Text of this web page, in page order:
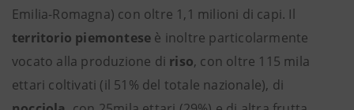
Emilia-Romagna) con oltre 1,1 milioni di capi. Il
territorio piemontese è inoltre particolarmente
vocato alla produzione di riso, con oltre 115 mila
ettari coltivati (il 51% del totale nazionale), di